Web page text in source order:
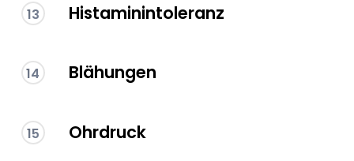
13 Histaminintoleranz
14 Blähungen
15 Ohrdruck